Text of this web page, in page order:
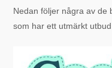
Nedan följer några av de
som har ett utmärkt